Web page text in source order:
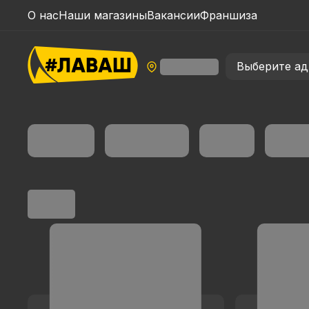
О насНаши магазиныВакансииФраншиза
Выберите